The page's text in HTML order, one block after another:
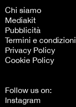
Chi siamo
Mediakit
Pubblicità
Termini e condizioni
Privacy Policy
Cookie Policy
Follow us on:
Instagram